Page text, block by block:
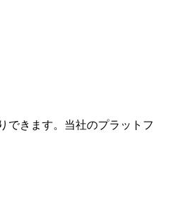
できます。当社のプラットフ